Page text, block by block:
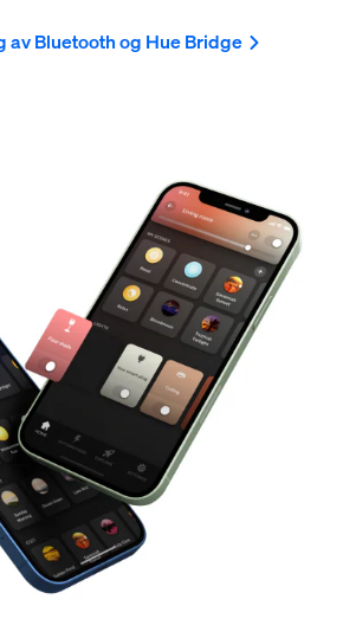
av Bluetooth og Hue Bridge